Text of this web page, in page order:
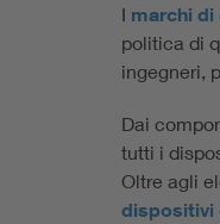
I marchi di
politica di
ingegneri,
Dai
tutti i
Oltre agli
dispositivi